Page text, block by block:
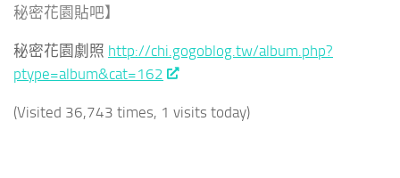
秘密花園貼吧】
秘密花園劇照 http://chi.gogoblog.tw/album.php?
ptype=album&cat=162
(Visited 36,743 times, 1 visits today)